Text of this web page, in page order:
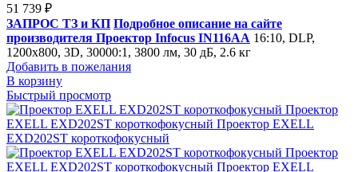
51 739 ₽
ЗАПРОС ТЗ и КП Подробное описание на сайте
производителя Проектор Infocus IN116АА 16:10, DLP,
1200x800, 3D, 30000:1, 3800 лм, 30 дБ, 2.6 кг
Добавить в пожелания
В корзину
Быстрый просмотр